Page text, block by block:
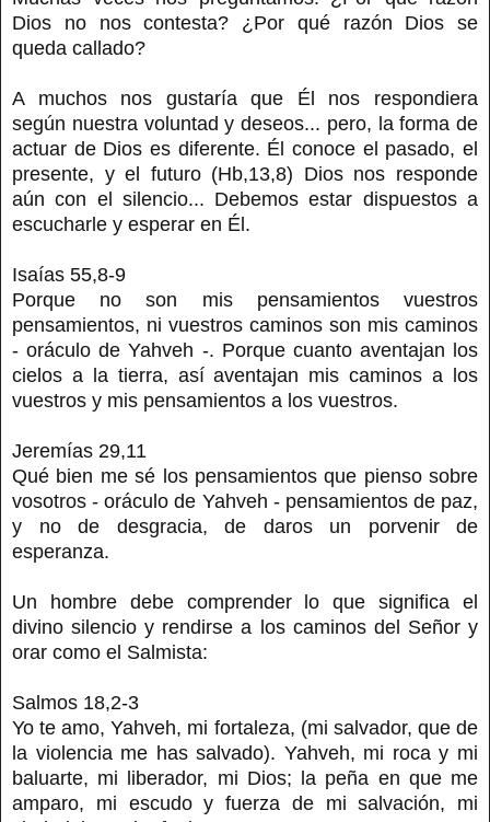
Dios no nos contesta? ¿Por qué razón Dios se
queda callado?
A muchos nos gustaría que Él nos respondiera
según nuestra voluntad y deseos... pero, la forma de
actuar de Dios es diferente. Él conoce el pasado, el
presente, y el futuro (Hb,13,8) Dios nos responde
aún con el silencio... Debemos estar dispuestos a
escucharle y esperar en Él.
Isaías 55,8-9
Porque no son mis pensamientos vuestros
pensamientos, ni vuestros caminos son mis caminos
- oráculo de Yahveh -. Porque cuanto aventajan los
cielos a la tierra, así aventajan mis caminos a los
vuestros y mis pensamientos a los vuestros.
Jeremías 29,11
Qué bien me sé los pensamientos que pienso sobre
vosotros - oráculo de Yahveh - pensamientos de paz,
y no de desgracia, de daros un porvenir de
esperanza.
Un hombre debe comprender lo que significa el
divino silencio y rendirse a los caminos del Señor y
orar como el Salmista:
Salmos 18,2-3
Yo te amo, Yahveh, mi fortaleza, (mi salvador, que de
la violencia me has salvado). Yahveh, mi roca y mi
baluarte, mi liberador, mi Dios; la peña en que me
amparo, mi escudo y fuerza de mi salvación, mi